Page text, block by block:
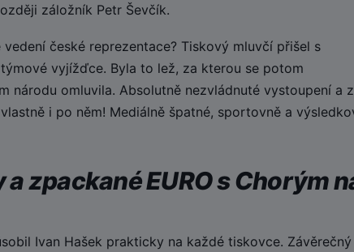
záložník Petr Ševčík.
české reprezentace? Tiskový mluvčí přišel s
vyjížďce. Byla to lež, za kterou se potom
národu omluvila. Absolutně nezvládnuté vystoupení a
i po něm! Mediálně špatné, sportovně a
zpackané EURO s Chorým
Ivan Hašek prakticky na každé tiskovce. Závěrečný